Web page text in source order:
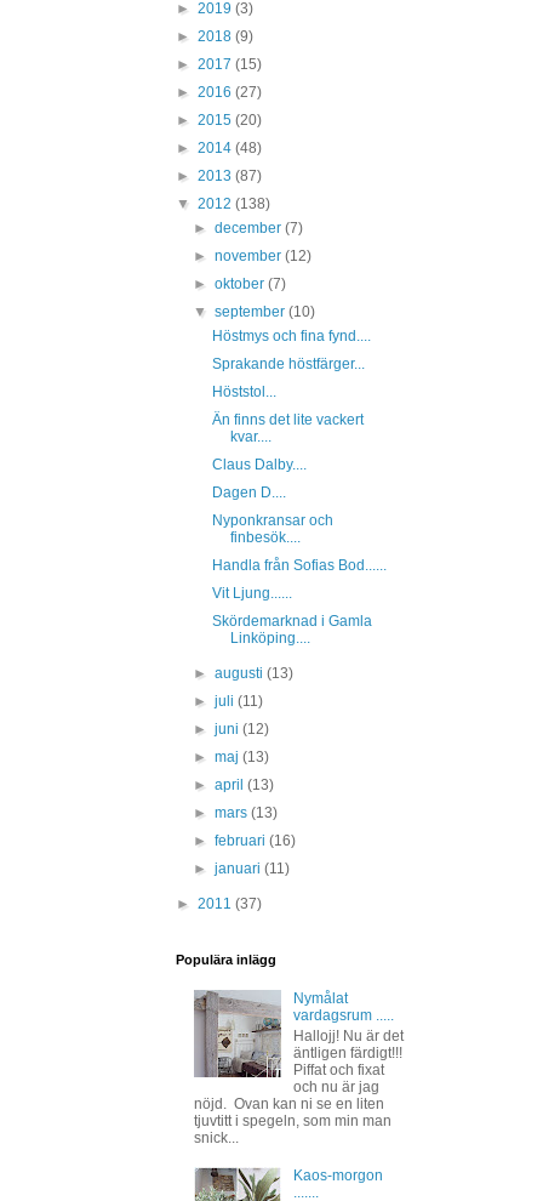
► 2019 (3)
► 2018 (9)
► 2017 (15)
► 2016 (27)
► 2015 (20)
► 2014 (48)
► 2013 (87)
▼ 2012 (138)
►december(7)
►november(12)
►oktober(7)
▼september(10)
Höstmys och fina fynd....
Sprakande höstfärger...
Höststol...
Än finns det lite vackert
kvar....
Claus Dalby....
Dagen D....
Nyponkransar och
finbesök....
Handla från Sofias Bod......
Vit Ljung......
Skördemarknad i Gamla
Linköping....
►augusti(13)
►juli(11)
►juni(12)
►maj(13)
►april(13)
►mars(13)
►februari(16)
►januari(11)
► 2011 (37)
Populära inlägg
Nymålat
vardagsrum .....
Hallojj! Nu är det
äntligen färdigt!!!
Piffat och fixat
och nu är jag
nöjd. Ovan kan ni se en liten
tjuvtitt i spegeln, som min man
snick...
Kaos-morgon